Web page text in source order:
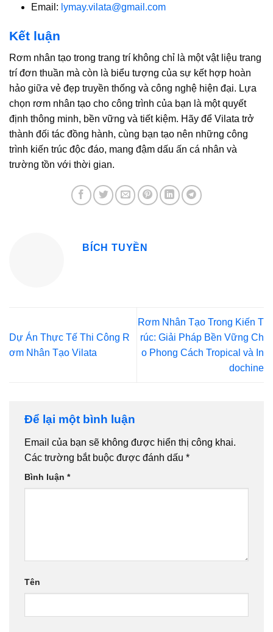
Email: lymay.vilata@gmail.com
Kết luận
Rơm nhân tạo trong trang trí không chỉ là một vật liệu trang
trí đơn thuần mà còn là biểu tượng của sự kết hợp hoàn
hảo giữa vẻ đẹp truyền thống và công nghệ hiện đại. Lựa
chọn rơm nhân tạo cho công trình của bạn là một quyết
định thông minh, bền vững và tiết kiệm. Hãy để Vilata trở
thành đối tác đồng hành, cùng bạn tạo nên những công
trình kiến trúc độc đáo, mang đậm dấu ấn cá nhân và
trường tồn với thời gian.
BÍCH TUYỀN
Dự Án Thực Tế Thi Công R
ơm Nhân Tạo Vilata
Rơm Nhân Tạo Trong Kiến T
rúc: Giải Pháp Bền Vững Ch
o Phong Cách Tropical và In
dochine
Để lại một bình luận
Email của bạn sẽ không được hiển thị công khai.
Các trường bắt buộc được đánh dấu *
Bình luận *
Tên